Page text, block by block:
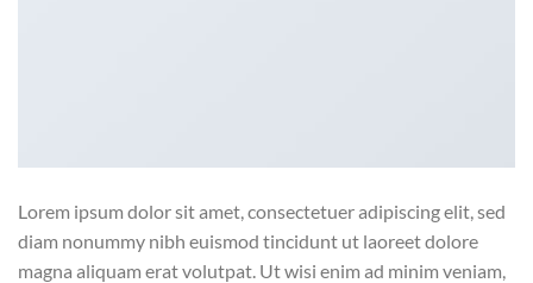
Lorem ipsum dolor sit amet, consectetuer adipiscing elit, sed
diam nonummy nibh euismod tincidunt ut laoreet dolore
magna aliquam erat volutpat. Ut wisi enim ad minim veniam,